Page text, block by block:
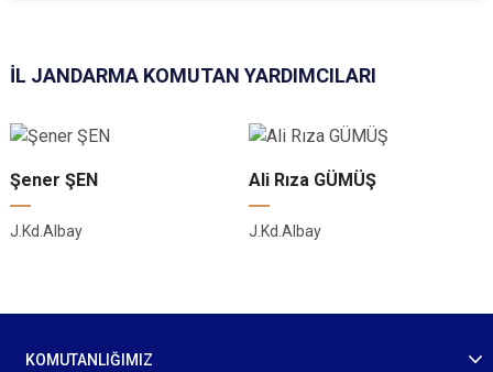
İL JANDARMA KOMUTAN YARDIMCILARI
Şener ŞEN
J.Kd.Albay
Ali Rıza GÜMÜŞ
J.Kd.Albay
KOMUTANLIĞIMIZ